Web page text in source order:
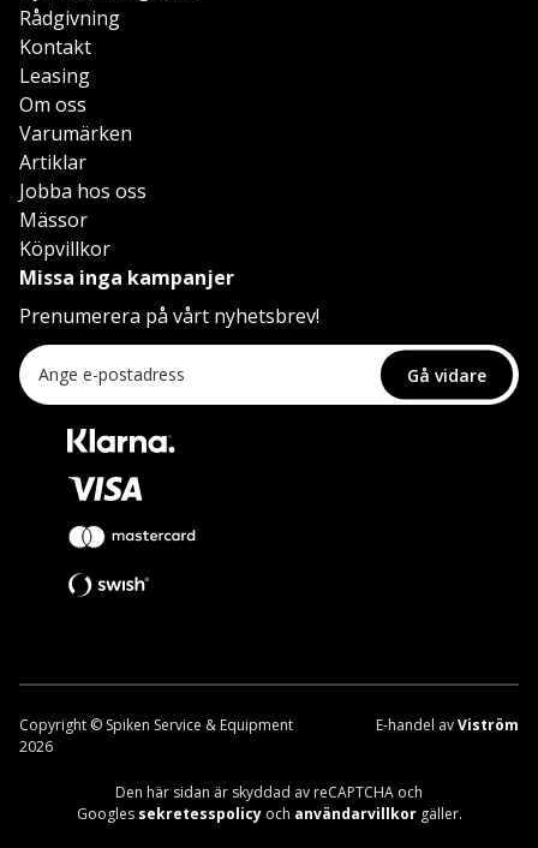
Rådgivning
Kontakt
Leasing
Om oss
Varumärken
Artiklar
Jobba hos oss
Mässor
Köpvillkor
Missa inga kampanjer
Prenumerera på vårt nyhetsbrev!
Gå vidare
Den här sidan är skyddad av reCAPTCHA och
Googles sekretesspolicyoch användarvillkorgäller.
Copyright © Spiken Service & Equipment
2026
E-handel avViström